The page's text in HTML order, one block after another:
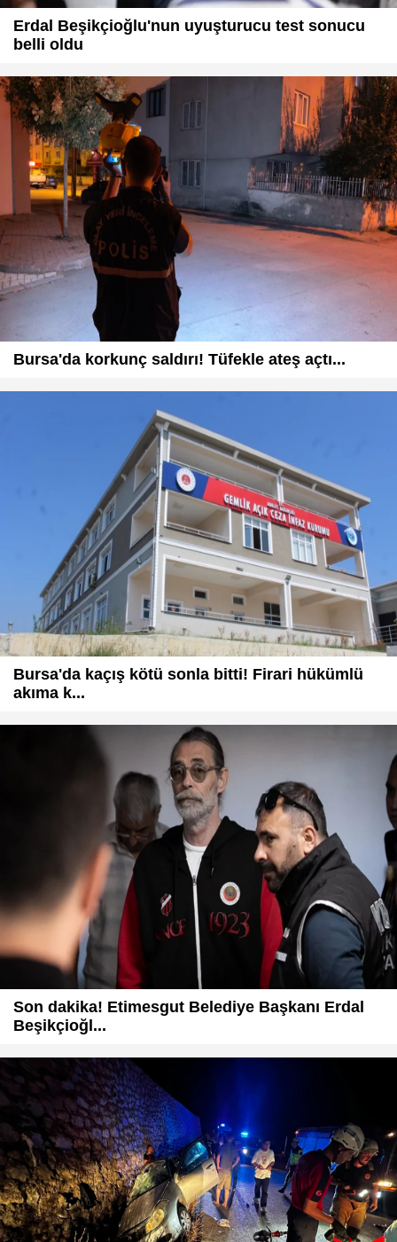
Erdal Beşikçioğlu'nun uyuşturucu test sonucu
belli oldu
Bursa'da korkunç saldırı! Tüfekle ateş açtı...
Bursa'da kaçış kötü sonla bitti! Firari hükümlü
akıma k...
Son dakika! Etimesgut Belediye Başkanı Erdal
Beşikçioğl...